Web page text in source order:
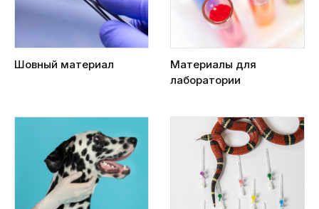
Шовный материал
Материалы для
лаборатории